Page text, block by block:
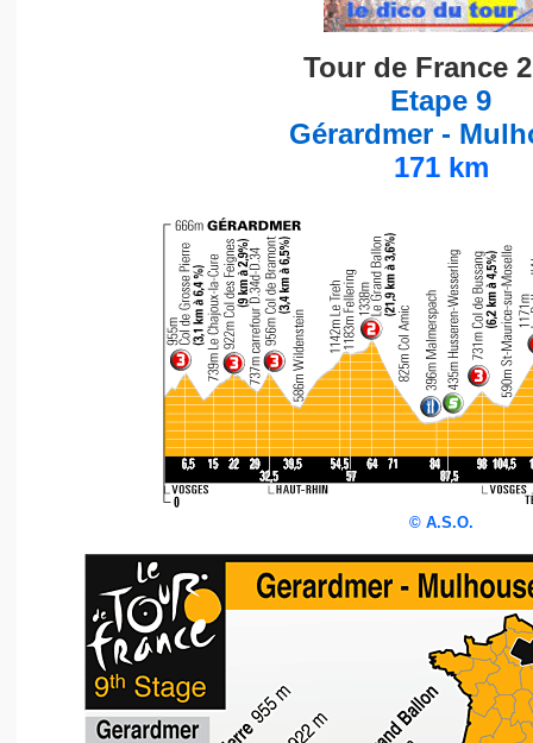
Tour de France
Etape 9
Gérardmer -
171 km
© A.S.O.